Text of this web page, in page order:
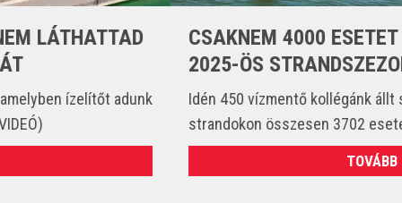
CSAKNEM 4000 ESETET LÁTTUNK EL A
2025-ÖS STRANDSZEZONBAN
Idén 450 vízmentő kollégánk állt szolgálatba és csak a
strandokon összesen 3702 esetet látott el. (VIDEÓ)